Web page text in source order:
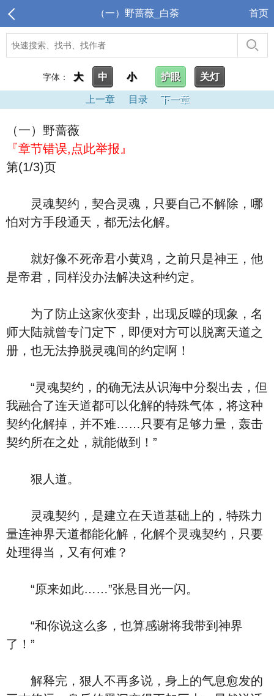
（一）野蔷薇_白荼 首页
字体： 大 中 小 护眼 关灯
上一章 目录 下一章
（一）野蔷薇
『章节错误,点此举报』
第(1/3)页
灵魂契约，契合灵魂，只要自己不解除，哪
怕对方手段通天，都无法化解。
就好像不死帝君小黄鸡，之前只是神王，他
是帝君，同样没办法解决这种约定。
为了防止这家伙变卦，出现反噬的现象，名
师大陆就曾专门定下，即便对方可以脱离天道之
册，也无法挣脱灵魂间的约定啊！
“灵魂契约，的确无法从识海中分裂出去，但
我融合了连天道都可以化解的特殊气体，将这种
契约化解掉，并不难……只要有足够力量，轰击
契约所在之处，就能做到！”
狠人道。
灵魂契约，是建立在天道基础上的，特殊力
量连神界天道都能化解，化解个灵魂契约，只要
处理得当，又有何难？
“原来如此……”张悬目光一闪。
“和你说这么多，也算感谢将我带到神界
了！”
解释完，狠人不再多说，身上的气息愈发的